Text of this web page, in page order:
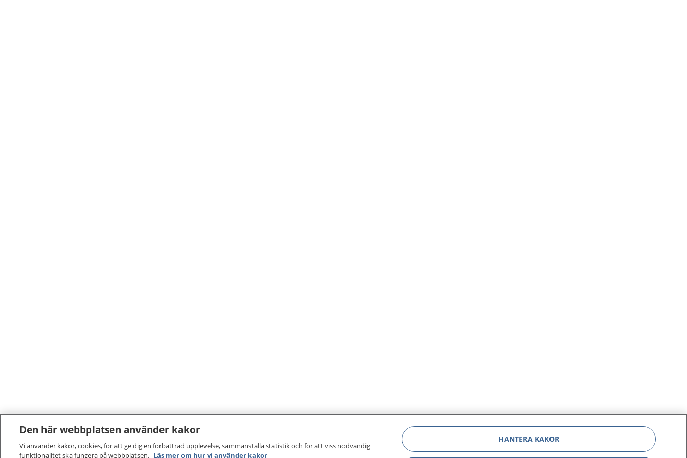
Den här webbplatsen använder kakor
Vi använder kakor, cookies, för att ge dig en förbättrad upplevelse, sammanställa statistik och för att viss nödvändig
funktionalitet ska fungera på webbplatsen. Läs mer om hur vi använder kakor
HANTERA KAKOR